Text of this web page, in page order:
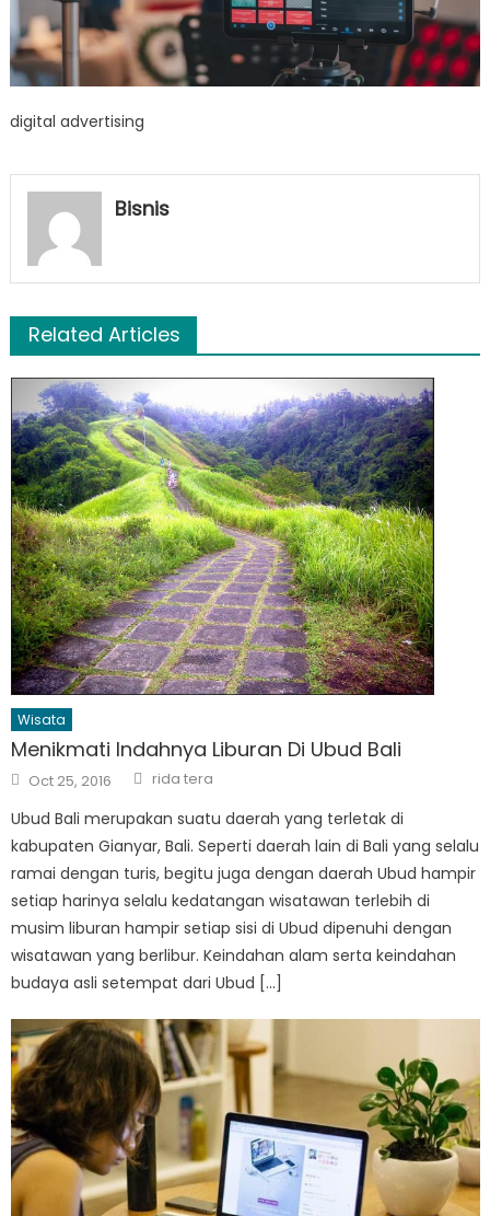
digital advertising
Bisnis
Related Articles
Wisata
Menikmati Indahnya Liburan Di Ubud Bali
Posted
on
Oct 25, 2016 Author
rida tera
Ubud Bali merupakan suatu daerah yang terletak di
kabupaten Gianyar, Bali. Seperti daerah lain di Bali yang selalu
ramai dengan turis, begitu juga dengan daerah Ubud hampir
setiap harinya selalu kedatangan wisatawan terlebih di
musim liburan hampir setiap sisi di Ubud dipenuhi dengan
wisatawan yang berlibur. Keindahan alam serta keindahan
budaya asli setempat dari Ubud […]